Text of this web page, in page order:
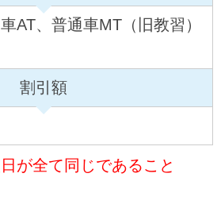
AT、普通車MT（旧教習）
割引額
が全て同じであること